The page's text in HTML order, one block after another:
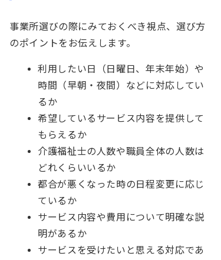
事業所選びの際にみておくべき視点、選び方
のポイントをお伝えします。
利用したい日（日曜日、年末年始）や
時間（早朝・夜間）などに対応してい
るか
希望しているサービス内容を提供して
もらえるか
介護福祉士の人数や職員全体の人数は
どれくらいいるか
都合が悪くなった時の日程変更に応じ
ているか
サービス内容や費用について明確な説
明があるか
サービスを受けたいと思える対応であ